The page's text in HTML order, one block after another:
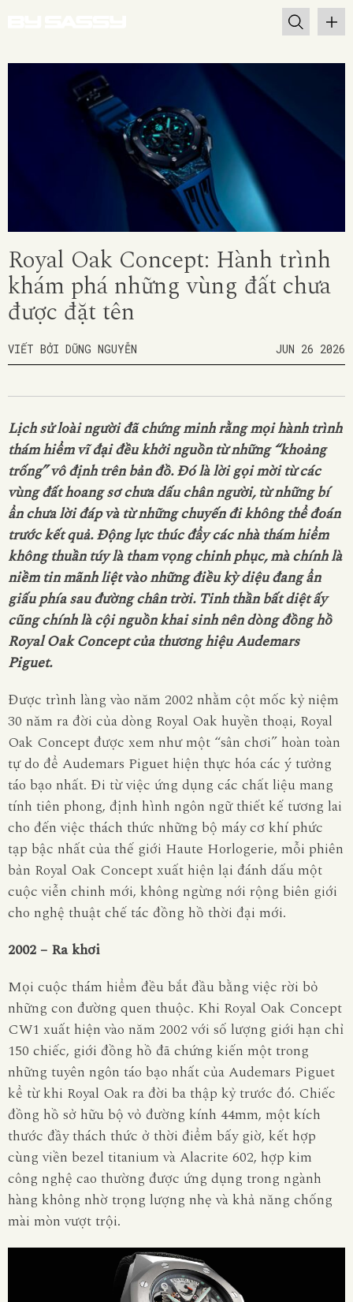
Royal Oak Concept: Hành trình
khám phá những vùng đất chưa
được đặt tên
VIẾT BỞI DŨNG NGUYỄN JUN 26 2026
Lịch sử loài người đã chứng minh rằng mọi hành trình
thám hiểm vĩ đại đều khởi nguồn từ những “khoảng
trống” vô định trên bản đồ. Đó là lời gọi mời từ các
vùng đất hoang sơ chưa dấu chân người, từ những bí
ẩn chưa lời đáp và từ những chuyến đi không thể đoán
trước kết quả. Động lực thúc đẩy các nhà thám hiểm
không thuần túy là tham vọng chinh phục, mà chính là
niềm tin mãnh liệt vào những điều kỳ diệu đang ẩn
giấu phía sau đường chân trời. Tinh thần bất diệt ấy
cũng chính là cội nguồn khai sinh nên dòng đồng hồ
Royal Oak Concept của thương hiệu Audemars
Piguet.
Được trình làng vào năm 2002 nhằm cột mốc kỷ niệm
30 năm ra đời của dòng Royal Oak huyền thoại, Royal
Oak Concept được xem như một “sân chơi” hoàn toàn
tự do để Audemars Piguet hiện thực hóa các ý tưởng
táo bạo nhất. Đi từ việc ứng dụng các chất liệu mang
tính tiên phong, định hình ngôn ngữ thiết kế tương lai
cho đến việc thách thức những bộ máy cơ khí phức
tạp bậc nhất của thế giới Haute Horlogerie, mỗi phiên
bản Royal Oak Concept xuất hiện lại đánh dấu một
cuộc viễn chinh mới, không ngừng nới rộng biên giới
cho nghệ thuật chế tác đồng hồ thời đại mới.
2002 – Ra khơi
Mọi cuộc thám hiểm đều bắt đầu bằng việc rời bỏ
những con đường quen thuộc. Khi Royal Oak Concept
CW1 xuất hiện vào năm 2002 với số lượng giới hạn chỉ
150 chiếc, giới đồng hồ đã chứng kiến một trong
những tuyên ngôn táo bạo nhất của Audemars Piguet
kể từ khi Royal Oak ra đời ba thập kỷ trước đó. Chiếc
đồng hồ sở hữu bộ vỏ đường kính 44mm, một kích
thước đầy thách thức ở thời điểm bấy giờ, kết hợp
cùng viền bezel titanium và Alacrite 602, hợp kim
công nghệ cao thường được ứng dụng trong ngành
hàng không nhờ trọng lượng nhẹ và khả năng chống
mài mòn vượt trội.